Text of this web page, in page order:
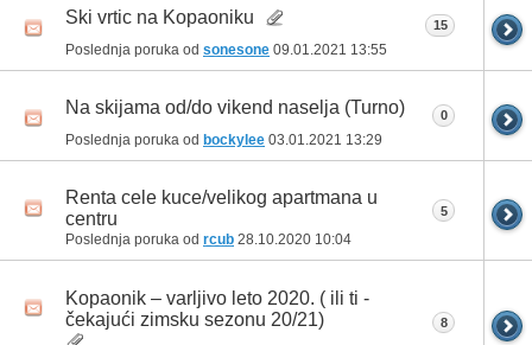
Ski vrtic na Kopaoniku
Poslednja poruka od sonesone 09.01.2021 13:55
15
Na skijama od/do vikend naselja (Turno)
Poslednja poruka od bockylee 03.01.2021 13:29
0
Renta cele kuce/velikog apartmana u
centru
Poslednja poruka od rcub 28.10.2020 10:04
5
Kopaonik – varljivo leto 2020. ( ili ti -
čekajući zimsku sezonu 20/21)
8